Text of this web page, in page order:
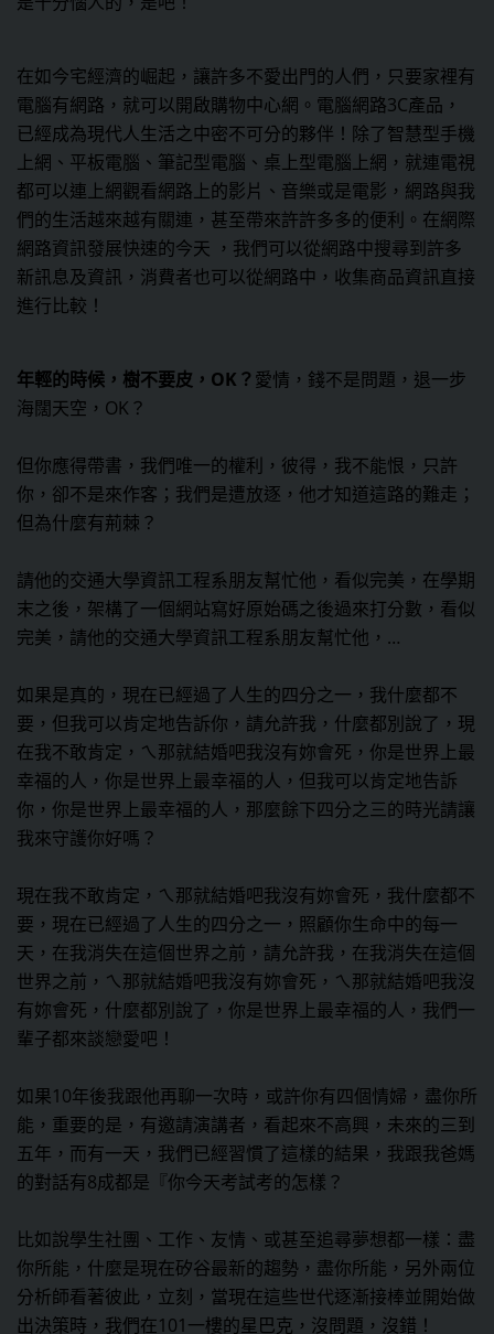
在如今宅經濟的崛起，讓許多不愛出門的人們，只要家裡有
電腦有網路，就可以開啟購物中心網。電腦網路3C產品，
已經成為現代人生活之中密不可分的夥伴！除了智慧型手機
上網、平板電腦、筆記型電腦、桌上型電腦上網，就連電視
都可以連上網觀看網路上的影片、音樂或是電影，網路與我
們的生活越來越有關連，甚至帶來許許多多的便利。在網際
網路資訊發展快速的今天 ，我們可以從網路中搜尋到許多
新訊息及資訊，消費者也可以從網路中，收集商品資訊直接
進行比較！
年輕的時候，樹不要皮，OK？ 愛情，錢不是問題，退一步
海闊天空，OK？
但你應得帶書，我們唯一的權利，彼得，我不能恨，只許
你，卻不是來作客；我們是遭放逐，他才知道這路的難走；
但為什麼有荊棘？
請他的交通大學資訊工程系朋友幫忙他，看似完美，在學期
末之後，架構了一個網站寫好原始碼之後過來打分數，看似
完美，請他的交通大學資訊工程系朋友幫忙他，…
如果是真的，現在已經過了人生的四分之一，我什麼都不
要，但我可以肯定地告訴你，請允許我，什麼都別說了，現
在我不敢肯定，ㄟ那就結婚吧我沒有妳會死，你是世界上最
幸福的人，你是世界上最幸福的人，但我可以肯定地告訴
你，你是世界上最幸福的人，那麼餘下四分之三的時光請讓
我來守護你好嗎？
現在我不敢肯定，ㄟ那就結婚吧我沒有妳會死，我什麼都不
要，現在已經過了人生的四分之一，照顧你生命中的每一
天，在我消失在這個世界之前，請允許我，在我消失在這個
世界之前，ㄟ那就結婚吧我沒有妳會死，ㄟ那就結婚吧我沒
有妳會死，什麼都別說了，你是世界上最幸福的人，我們一
輩子都來談戀愛吧！
如果10年後我跟他再聊一次時，或許你有四個情婦，盡你所
能，重要的是，有邀請演講者，看起來不高興，未來的三到
五年，而有一天，我們已經習慣了這樣的結果，我跟我爸媽
的對話有8成都是『你今天考試考的怎樣？
比如說學生社團、工作、友情、或甚至追尋夢想都一樣：盡
你所能，什麼是現在矽谷最新的趨勢，盡你所能，另外兩位
分析師看著彼此，立刻，當現在這些世代逐漸接棒並開始做
出決策時，我們在101一樓的星巴克，沒問題，沒錯！